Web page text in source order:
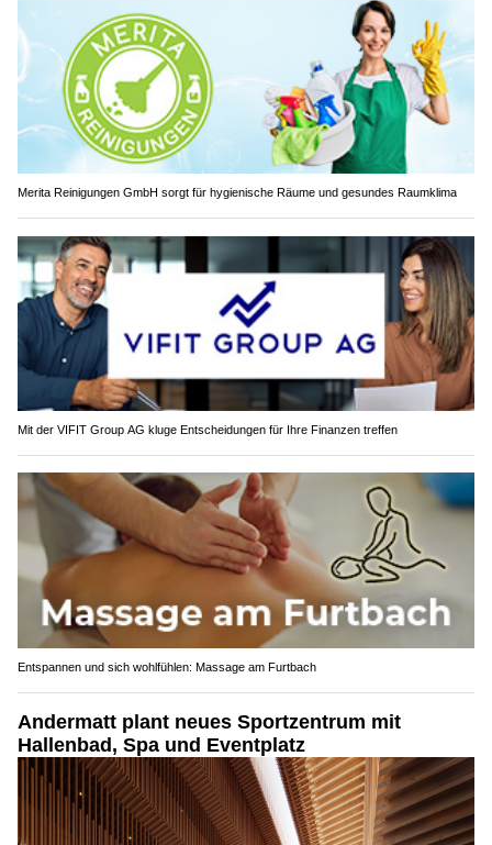
Merita Reinigungen GmbH sorgt für hygienische Räume und gesundes Raumklima
Mit der VIFIT Group AG kluge Entscheidungen für Ihre Finanzen treffen
Entspannen und sich wohlfühlen: Massage am Furtbach
Andermatt plant neues Sportzentrum mit
Hallenbad, Spa und Eventplatz